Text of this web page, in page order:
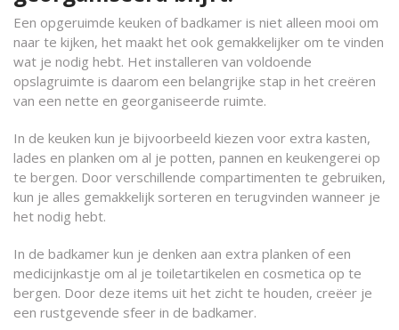
Een opgeruimde keuken of badkamer is niet alleen mooi om
naar te kijken, het maakt het ook gemakkelijker om te vinden
wat je nodig hebt. Het installeren van voldoende
opslagruimte is daarom een belangrijke stap in het creëren
van een nette en georganiseerde ruimte.
In de keuken kun je bijvoorbeeld kiezen voor extra kasten,
lades en planken om al je potten, pannen en keukengerei op
te bergen. Door verschillende compartimenten te gebruiken,
kun je alles gemakkelijk sorteren en terugvinden wanneer je
het nodig hebt.
In de badkamer kun je denken aan extra planken of een
medicijnkastje om al je toiletartikelen en cosmetica op te
bergen. Door deze items uit het zicht te houden, creëer je
een rustgevende sfeer in de badkamer.